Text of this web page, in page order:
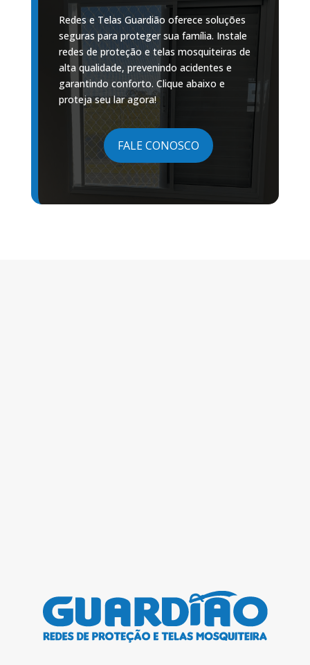
Redes e Telas Guardião oferece soluções
seguras para proteger sua família. Instale
redes de proteção e telas mosquiteiras de
alta qualidade, prevenindo acidentes e
garantindo conforto. Clique abaixo e
proteja seu lar agora!
FALE CONOSCO